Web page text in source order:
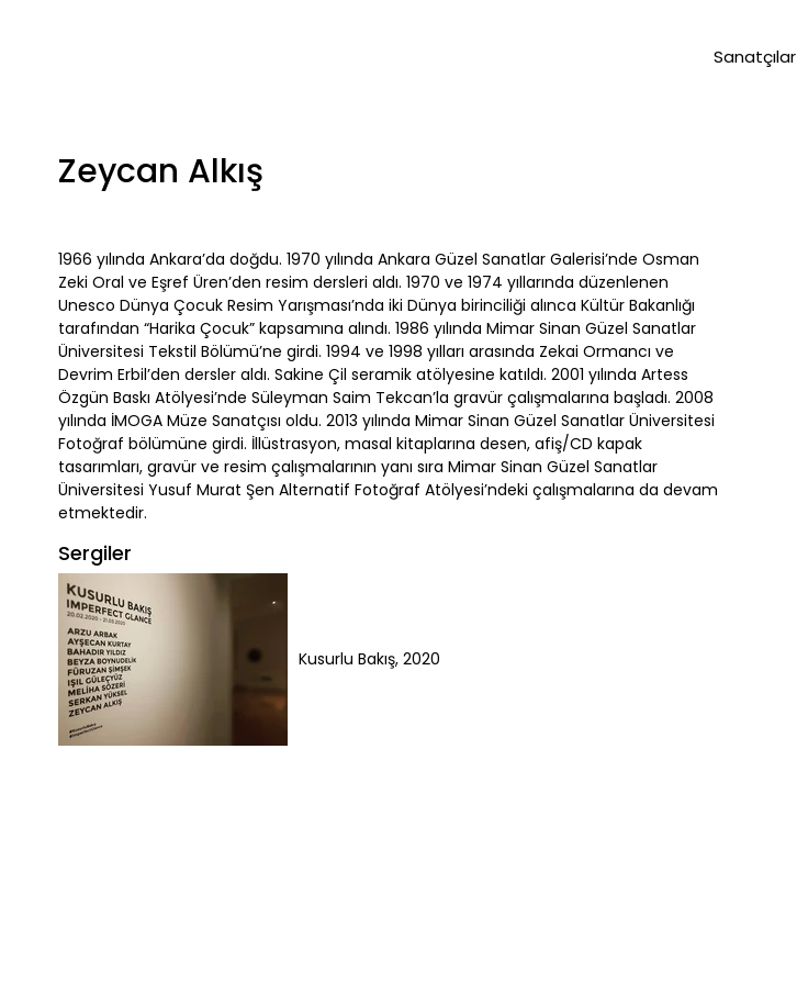
Sanatçılar
Zeycan Alkış
1966 yılında Ankara’da doğdu. 1970 yılında Ankara Güzel Sanatlar Galerisi’nde Osman
Zeki Oral ve Eşref Üren’den resim dersleri aldı. 1970 ve 1974 yıllarında düzenlenen
Unesco Dünya Çocuk Resim Yarışması’nda iki Dünya birinciliği alınca Kültür Bakanlığı
tarafından “Harika Çocuk” kapsamına alındı. 1986 yılında Mimar Sinan Güzel Sanatlar
Üniversitesi Tekstil Bölümü’ne girdi. 1994 ve 1998 yılları arasında Zekai Ormancı ve
Devrim Erbil’den dersler aldı. Sakine Çil seramik atölyesine katıldı. 2001 yılında Artess
Özgün Baskı Atölyesi’nde Süleyman Saim Tekcan’la gravür çalışmalarına başladı. 2008
yılında İMOGA Müze Sanatçısı oldu. 2013 yılında Mimar Sinan Güzel Sanatlar Üniversitesi
Fotoğraf bölümüne girdi. İllüstrasyon, masal kitaplarına desen, afiş/CD kapak
tasarımları, gravür ve resim çalışmalarının yanı sıra Mimar Sinan Güzel Sanatlar
Üniversitesi Yusuf Murat Şen Alternatif Fotoğraf Atölyesi’ndeki çalışmalarına da devam
etmektedir.
Sergiler
Kusurlu Bakış, 2020